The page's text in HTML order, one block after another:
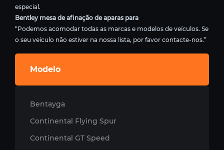
especial.
Bentley mesa de afinação de aparas para
“Podemos acomodar todas as marcas e modelos de veículos. Se
o seu veículo não estiver na nossa lista, por favor contacte-nos.”
Modelo
Bentayga
Continental Flying Spur
Continental GT Speed